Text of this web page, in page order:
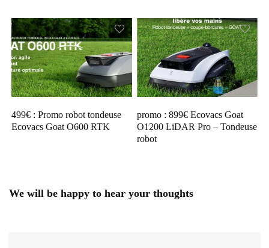
499€ : Promo robot tondeuse
Ecovacs Goat O600 RTK
promo : 899€ Ecovacs Goat
O1200 LiDAR Pro – Tondeuse
robot
We will be happy to hear your thoughts